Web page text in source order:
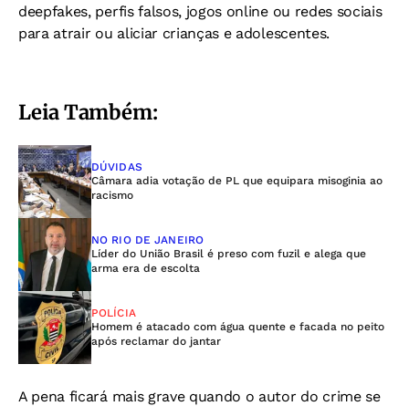
deepfakes, perfis falsos, jogos online ou redes sociais
para atrair ou aliciar crianças e adolescentes.
Leia Também:
DÚVIDAS
Câmara adia votação de PL que equipara misoginia ao
racismo
NO RIO DE JANEIRO
Líder do União Brasil é preso com fuzil e alega que
arma era de escolta
POLÍCIA
Homem é atacado com água quente e facada no peito
após reclamar do jantar
A pena ficará mais grave quando o autor do crime se